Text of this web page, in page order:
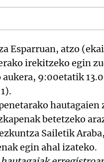
Esparruan, atzo
irekitzeko egin
9:00etatik
hautagaien
betetzeko
Sailetik
egin ahal izateko.